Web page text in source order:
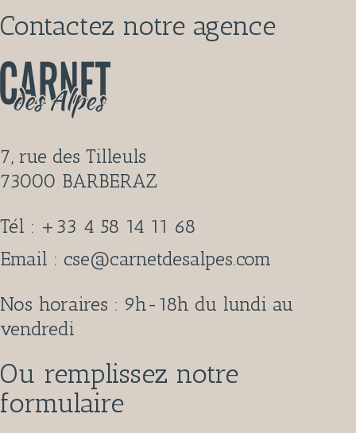
Contactez notre agence
7, rue des Tilleuls
73000 BARBERAZ
Tél : +33 4 58 14 11 68
Email : cse@carnetdesalpes.com
Nos horaires : 9h-18h du lundi au
vendredi
Ou remplissez notre
formulaire